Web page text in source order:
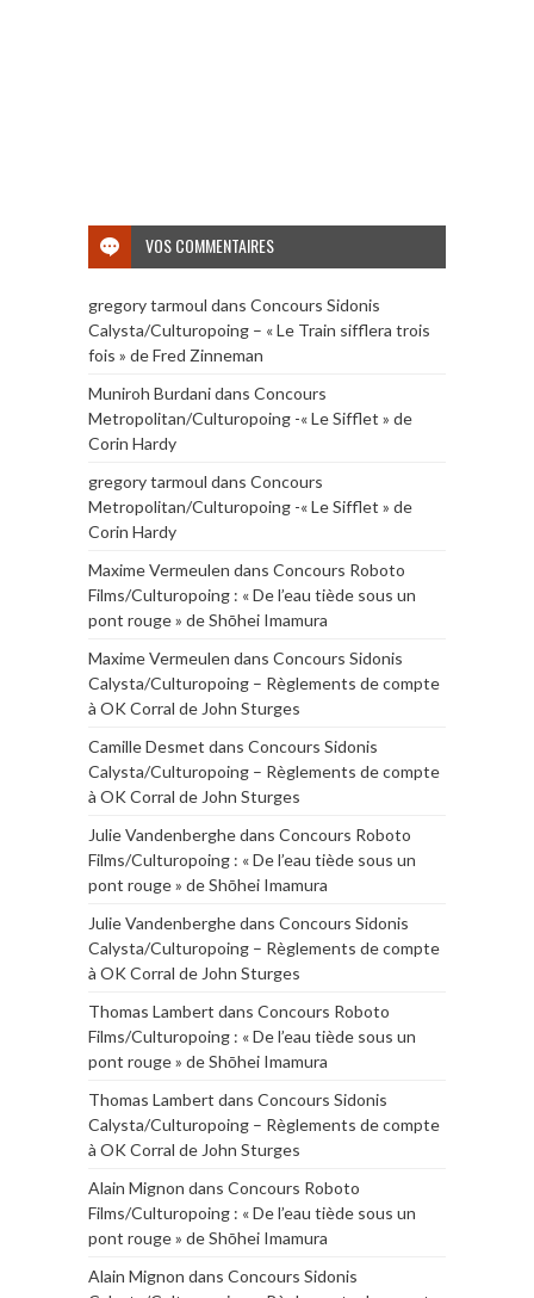
VOS COMMENTAIRES
gregory tarmoul dans Concours Sidonis
Calysta/Culturopoing – « Le Train sifflera trois
fois » de Fred Zinneman
Muniroh Burdanidans Concours
Metropolitan/Culturopoing -« Le Sifflet » de
Corin Hardy
gregory tarmoul dans Concours
Metropolitan/Culturopoing -« Le Sifflet » de
Corin Hardy
Maxime Vermeulen dans Concours Roboto
Films/Culturopoing : « De l’eau tiède sous un
pont rouge » de Shōhei Imamura
Maxime Vermeulen dans Concours Sidonis
Calysta/Culturopoing – Règlements de compte
à OK Corral de John Sturges
Camille Desmet dans Concours Sidonis
Calysta/Culturopoing – Règlements de compte
à OK Corral de John Sturges
Julie Vandenberghedans Concours Roboto
Films/Culturopoing : « De l’eau tiède sous un
pont rouge » de Shōhei Imamura
Julie Vandenberghedans Concours Sidonis
Calysta/Culturopoing – Règlements de compte
à OK Corral de John Sturges
Thomas Lambert dans Concours Roboto
Films/Culturopoing : « De l’eau tiède sous un
pont rouge » de Shōhei Imamura
Thomas Lambert dans Concours Sidonis
Calysta/Culturopoing – Règlements de compte
à OK Corral de John Sturges
Alain Mignon dans Concours Roboto
Films/Culturopoing : « De l’eau tiède sous un
pont rouge » de Shōhei Imamura
Alain Mignon dans Concours Sidonis